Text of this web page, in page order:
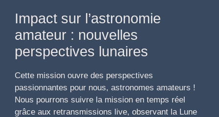
Impact sur l’astronomie
amateur : nouvelles
perspectives lunaires
Cette mission ouvre des perspectives
passionnantes pour nous, astronomes amateurs !
Nous pourrons suivre la mission en temps réel
grâce aux retransmissions live, observant la Lune